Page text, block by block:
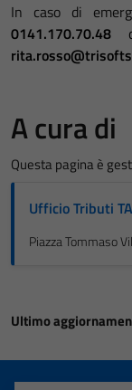
In caso di
0141.170.70.48
A cura di
Questa pagina è
Ufficio Tributi
Piazza Tommaso
Ultimo